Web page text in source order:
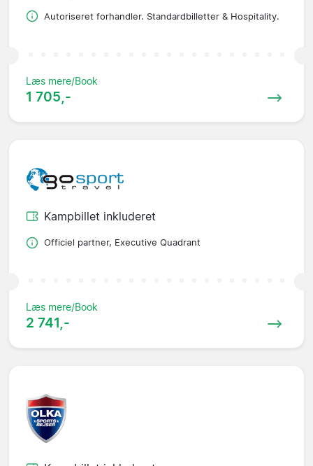
Autoriseret forhandler. Standardbilletter & Hospitality.
Læs mere/Book
1 705,-
Kampbillet inkluderet
Officiel partner, Executive Quadrant
Læs mere/Book
2 741,-